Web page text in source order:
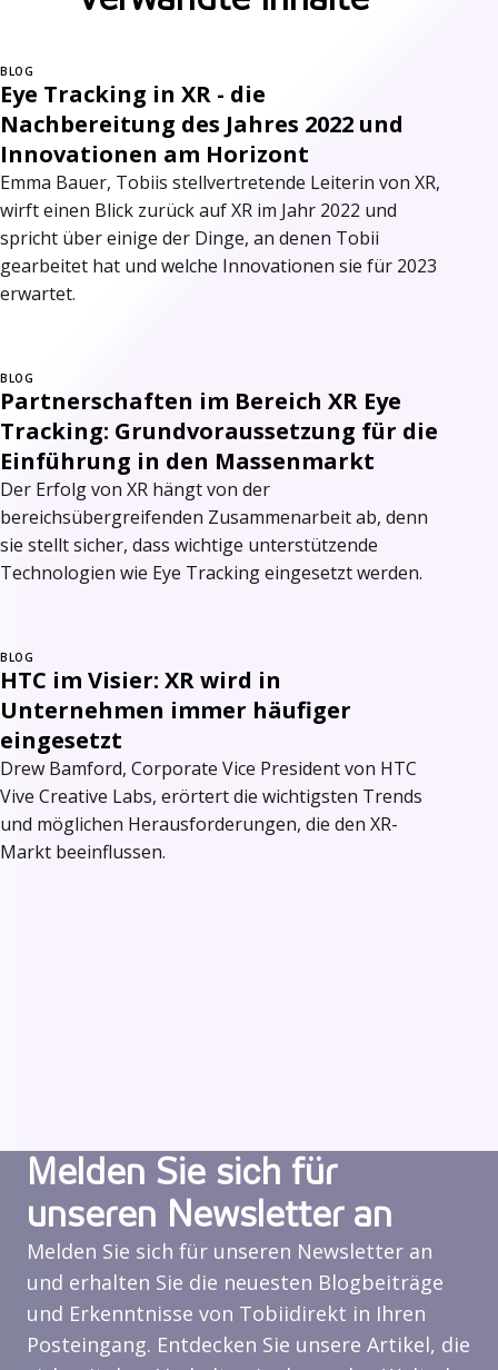
BLOG
Eye Tracking in XR - die
Nachbereitung des Jahres 2022 und
Innovationen am Horizont
Emma Bauer, Tobiis stellvertretende Leiterin von XR,
wirft einen Blick zurück auf XR im Jahr 2022 und
spricht über einige der Dinge, an denen Tobii
gearbeitet hat und welche Innovationen sie für 2023
erwartet.
BLOG
Partnerschaften im Bereich XR Eye
Tracking: Grundvoraussetzung für die
Einführung in den Massenmarkt
Der Erfolg von XR hängt von der
bereichsübergreifenden Zusammenarbeit ab, denn
sie stellt sicher, dass wichtige unterstützende
Technologien wie Eye Tracking eingesetzt werden.
BLOG
HTC im Visier: XR wird in
Unternehmen immer häufiger
eingesetzt
Drew Bamford, Corporate Vice President von HTC
Vive Creative Labs, erörtert die wichtigsten Trends
und möglichen Herausforderungen, die den XR-
Markt beeinflussen.
Melden Sie sich für
unseren Newsletter an
Melden Sie sich für unseren Newsletter an
und erhalten Sie die neuesten Blogbeiträge
und Erkenntnisse von Tobiidirekt in Ihren
Posteingang. Entdecken Sie unsere Artikel, die